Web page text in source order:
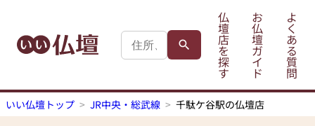
仏
壇
店
を
探
す
お
仏
壇
ガ
イ
ド
よ
く
あ
る
質
問
いい仏壇トップ JR中央・総武線 千駄ケ谷駅の仏壇店